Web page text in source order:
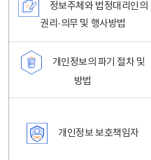
정보주체와 법정대리인의
권리·의무 및 행사방법
개인정보의 파기 절차 및
방법
개인정보 보호책임자